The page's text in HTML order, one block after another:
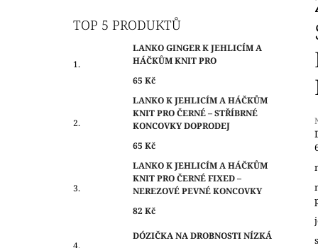
TOP 5 PRODUKTŮ
LANKO GINGER K JEHLICÍM A
HÁČKŮM KNIT PRO
65 Kč
LANKO K JEHLICÍM A HÁČKŮM
KNIT PRO ČERNÉ – STŘÍBRNÉ
KONCOVKY DOPRODEJ
65 Kč
LANKO K JEHLICÍM A HÁČKŮM
KNIT PRO ČERNÉ FIXED –
NEREZOVÉ PEVNÉ KONCOVKY
82 Kč
DÓZIČKA NA DROBNOSTI NÍZKÁ
z
5